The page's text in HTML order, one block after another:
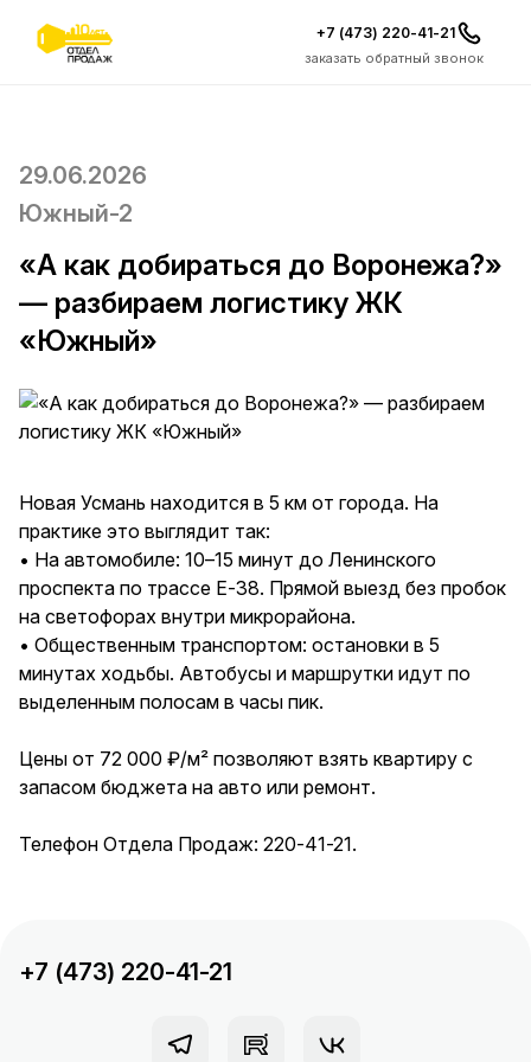
+7 (473) 220-41-21
заказать обратный звонок
29.06.2026
Южный-2
«А как добираться до Воронежа?»
— разбираем логистику ЖК
«Южный»
Новая Усмань находится в 5 км от города. На
практике это выглядит так:
• На автомобиле: 10–15 минут до Ленинского
проспекта по трассе Е-38. Прямой выезд без пробок
на светофорах внутри микрорайона.
• Общественным транспортом: остановки в 5
минутах ходьбы. Автобусы и маршрутки идут по
выделенным полосам в часы пик.
Цены от 72 000 ₽/м² позволяют взять квартиру с
запасом бюджета на авто или ремонт.
Телефон Отдела Продаж: 220-41-21.
+7 (473) 220-41-21